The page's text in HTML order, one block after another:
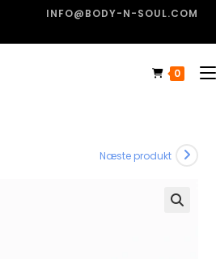
INFO@BODY-N-SOUL.COM
0
Næste produkt